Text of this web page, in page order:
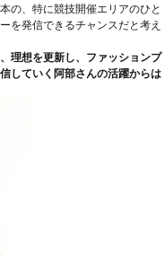
の、特に競技開催エリアのひと
を発信できるチャンスだと考え
理想を更新し、ファッションプ
していく阿部さんの活躍からは